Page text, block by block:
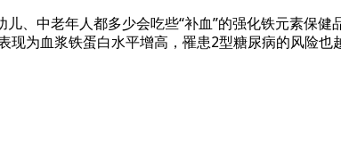
、中老年人都多少会吃些“补血”的强化铁元素保
为血浆铁蛋白水平增高，罹患2型糖尿病的风险也